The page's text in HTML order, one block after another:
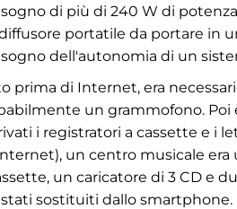
di più di 240 W di
portatile da portare in
dell'autonomia di un
prima di Internet, era
un grammofono.
i registratori a cassette e i
un centro musicale
un caricatore di 3 CD e
sostituiti dallo